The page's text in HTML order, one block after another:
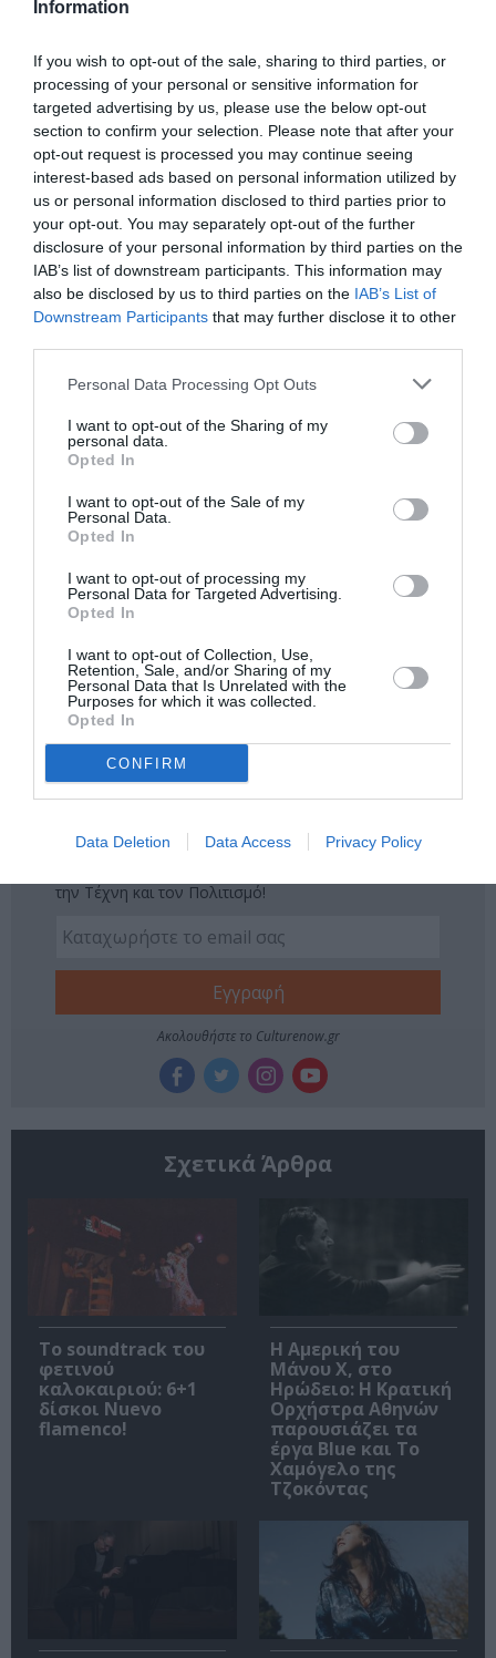
Information
If you wish to opt-out of the sale, sharing to third parties, or
processing of your personal or sensitive information for
targeted advertising by us, please use the below opt-out
section to confirm your selection. Please note that after your
opt-out request is processed you may continue seeing
interest-based ads based on personal information utilized by
us or personal information disclosed to third parties prior to
your opt-out. You may separately opt-out of the further
disclosure of your personal information by third parties on the
IAB’s list of downstream participants. This information may
also be disclosed by us to third parties on the IAB’s List of
Downstream Participants that may further disclose it to other
Personal Data Processing Opt Outs
I want to opt-out of the Sharing of my
personal data.
Opted In
I want to opt-out of the Sale of my
Personal Data.
Opted In
I want to opt-out of processing my
Personal Data for Targeted Advertising.
Opted In
I want to opt-out of Collection, Use,
Retention, Sale, and/or Sharing of my
Personal Data that Is Unrelated with the
Purposes for which it was collected.
Opted In
CONFIRM
Data Deletion Data Access Privacy Policy
το setlist τους;
Οι Killers παίζουν για πρώτη φορά live το νέο τραγούδι τους,
Run for Cover
EJEKT Festival 2017:Τοline – upτουφετινού φεστιβάλ
Ταυτότητα Εκδήλωσης
Τοποθεσία:
Πλατεία Νερού (Ολυμπιακός Πόλος Φαλήρου), Δέλτα
Φαλήρου, Αθήνα
Ακολουθήστε το Culturenow.gr στο Google News
μάθετε πρώτοι όλες τις ειδήσεις
Δείτε όλα τατελευταία νέα
για την Τέχνη και τον
Πολιτισμό στο
Νέοι Διαγωνισμοί❯
Tags
EJEKT FESTIVAL
POP - ROCK - ALTERNATIVE
THE KILLERS
ΜΟΥΣΙΚΑ ΦΕΣΤΙΒΑΛ
Newsletter
την Τέχνη και τον Πολιτισμό!
Ακολουθήστε το Culturenow.gr
Σχετικά Άρθρα
Το soundtrack του
φετινού
καλοκαιριού: 6+1
δίσκοι Nuevo
flamenco!
Η Αμερική του
Μάνου Χ, στο
Ηρώδειο: Η Κρατική
Ορχήστρα Αθηνών
παρουσιάζει τα
έργα Blue και Το
Χαμόγελο της
Τζοκόντας